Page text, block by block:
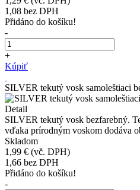
1,08 bez DPH
Přidáno do košíku!
-
+
Kúpiť
SILVER tekutý vosk samoleštiaci
Detail
SILVER tekutý vosk bezfarebný.
vďaka prírodným voskom dodáva
Skladom
1,99 € (vč. DPH)
1,66 bez DPH
Přidáno do košíku!
-